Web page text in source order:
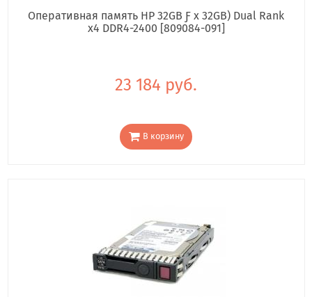
Оперативная память HP 32GB Ƒ x 32GB) Dual Rank
x4 DDR4-2400 [809084-091]
23 184 руб.
В корзину